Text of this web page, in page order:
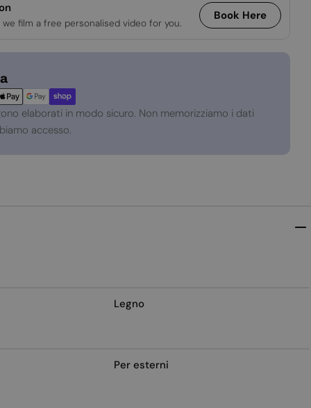
film a free personalised video for you.
Book Here
elaborati in modo sicuro. Non memorizziamo i dati
accesso.
Legno
Per esterni